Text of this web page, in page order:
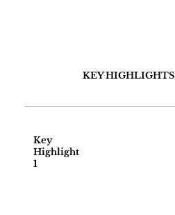
KEY HIGHLIGHTS
Key
Highlight
1